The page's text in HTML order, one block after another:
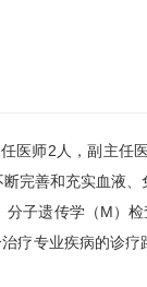
医师2人，副主任
完善和充实血液
子遗传学（M）
疗专业疾病的诊